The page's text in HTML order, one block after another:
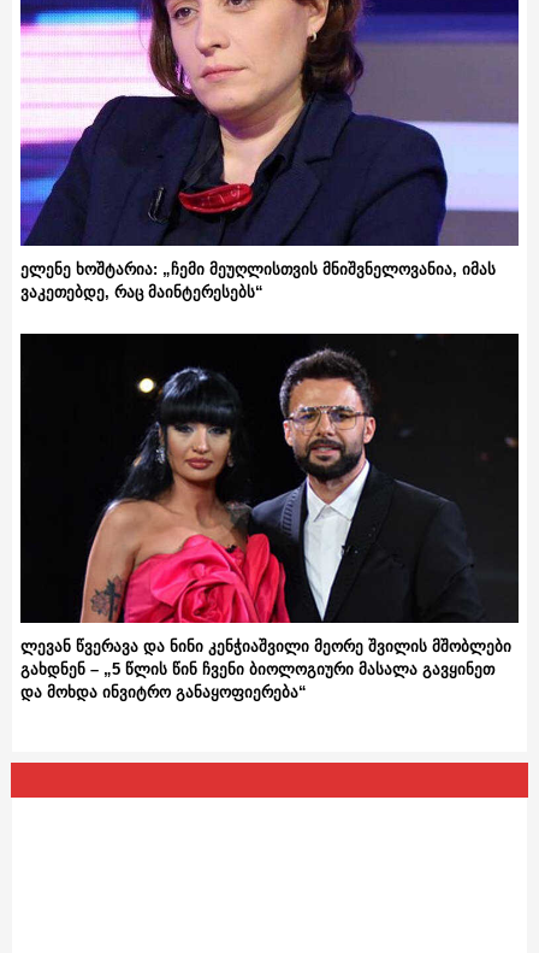
ელენე ხოშტარია: „ჩემი მეუღლისთვის მნიშვნელოვანია, იმას
ვაკეთებდე, რაც მაინტერესებს“
ლევან წვერავა და ნინი კენჭიაშვილი მეორე შვილის მშობლები
გახდნენ – „5 წლის წინ ჩვენი ბიოლოგიური მასალა გავყინეთ
და მოხდა ინვიტრო განაყოფიერება“